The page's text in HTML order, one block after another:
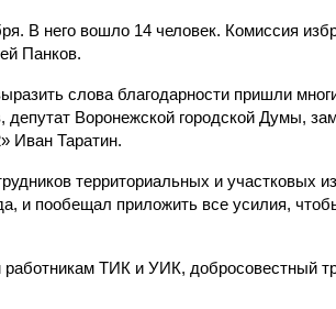
В него вошло 14 человек. Комиссия
Панков.
слова благодарности пришли
Воронежской городской Думы,
Иван Таратин.
территориальных и участковых
и пообещал приложить все усилия,
ТИК и УИК, добросовестный